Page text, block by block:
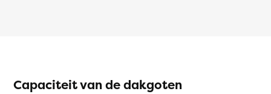
Capaciteit van de dakgoten